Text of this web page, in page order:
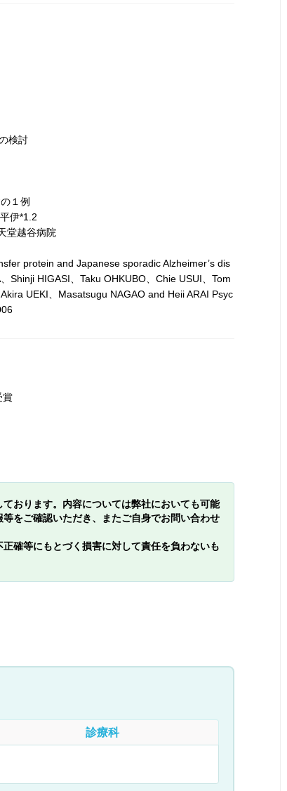
検討
１例
伊*1.2
堂越谷病院
protein and Japanese sporadic Alzheimer’s dis
HIGASI、Taku OHKUBO、Chie USUI、Tom
UEKI、Masatsugu NAGAO and Heii ARAI Psyc
賞
おります。内容については弊社においても可能
をご確認いただき、またご自身でお問い合わせ
確等にもとづく損害に対して責任を負わないも
診療科